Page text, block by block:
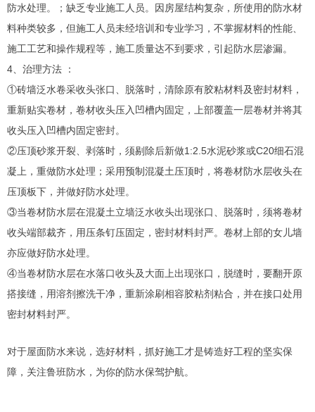
防水处理。；缺乏专业施工人员。因房屋结构复杂，所使用的防水材
料种类较多，但施工人员未经培训和专业学习，不掌握材料的性能、
施工工艺和操作规程等，施工质量达不到要求，引起防水层渗漏。
4、治理方法 ：
①砖墙泛水卷采收头张口、脱落时，清除原有胶粘材料及密封材料，
重新贴实卷材，卷材收头压入凹槽内固定，上部覆盖一层卷材并将其
收头压入凹槽内固定密封。
②压顶砂浆开裂、剥落时，须剔除后新做1:2.5水泥砂浆或C20细石混
凝上，重做防水处理；采用预制混凝土压顶时，将卷材防水层收头在
压顶板下，并做好防水处理。
③当卷材防水层在混凝土立墙泛水收头出现张口、脱落时，须将卷材
收头端部裁齐，用压条钉压固定，密封材料封严。卷材上部的女儿墙
亦应做好防水处理。
④当卷材防水层在水落口收头及大面上出现张口，脱缝时，要翻开原
搭接缝，用溶剂擦洗干净，重新涂刷相容胶粘剂粘合，并在接口处用
密封材料封严。
对于屋面防水来说，选好材料，抓好施工才是铸造好工程的坚实保
障，关注鲁班防水，为你的防水保驾护航。